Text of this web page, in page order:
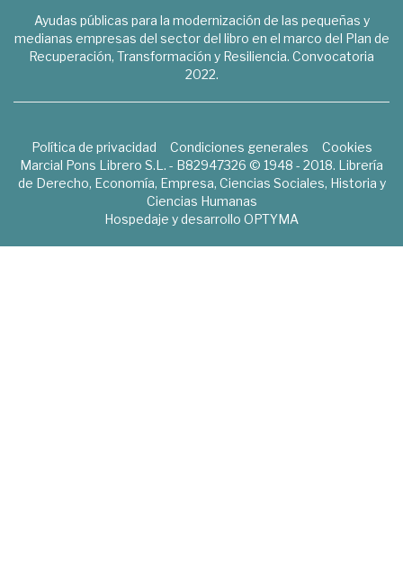
Ayudas públicas para la modernización de las pequeñas y
medianas empresas del sector del libro en el marco del Plan de
Recuperación, Transformación y Resiliencia. Convocatoria
2022.
Política de privacidad Condiciones generales
Cookies
Marcial Pons Librero S.L. - B82947326 © 1948 - 2018. Librería
de Derecho, Economía, Empresa, Ciencias Sociales, Historia y
Ciencias Humanas
Hospedaje y desarrollo OPTYMA